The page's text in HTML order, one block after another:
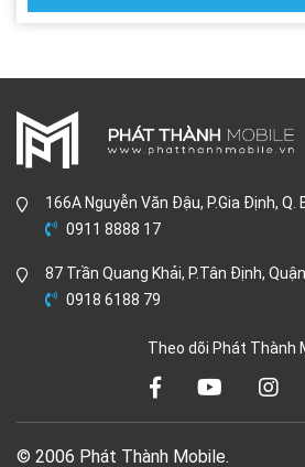
166A Nguyễn Văn Đậu, P.Gia Định, Q.
0911 8888 17
87 Trần Quang Khải, P.Tân Định,
0918 6188 79
Theo dõi Phát Thành
© 2006 Phát Thành Mobile.